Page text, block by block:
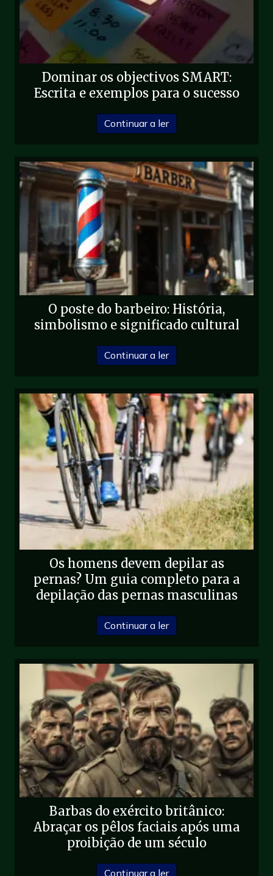
Dominar os objectivos SMART:
Escrita e exemplos para o sucesso
Continuar a ler
O poste do barbeiro: História,
simbolismo e significado cultural
Continuar a ler
Os homens devem depilar as
pernas? Um guia completo para a
depilação das pernas masculinas
Continuar a ler
Barbas do exército britânico:
Abraçar os pêlos faciais após uma
proibição de um século
Continuar a ler